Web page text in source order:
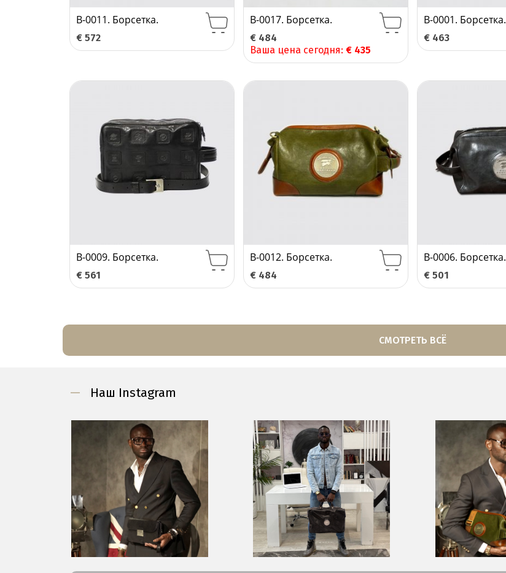
B-0011. Борсетка.
€ 572
B-0017. Борсетка.
€ 484
Ваша цена сегодня: € 435
B-0001. Борсетка.
€ 463
B-0009. Борсетка.
€ 561
B-0012. Борсетка.
€ 484
B-0006. Борсетка.
€ 501
СМОТРЕТЬ ВСЁ
— Наш Instagram